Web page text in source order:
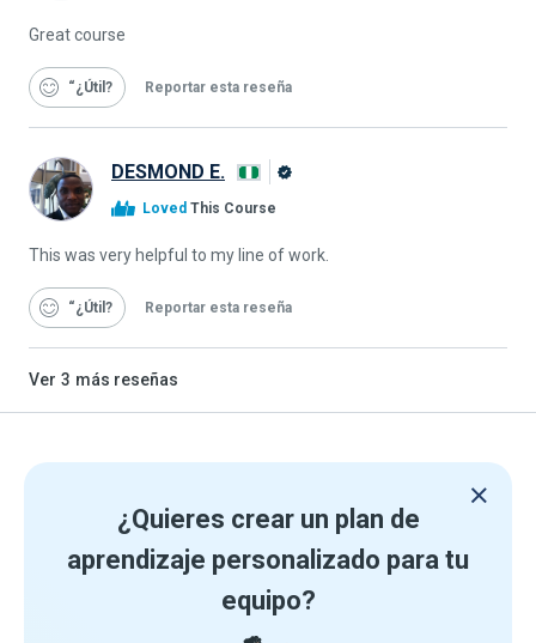
Great course
“¿Útil Reportar esta reseña
DESMOND E.
Alison
Loved This Course
This was very helpful to my line of work.
“¿Útil Reportar esta reseña
Ver 3 más reseñas
¿Quieres crear un plan de
aprendizaje personalizado para tu
equipo?